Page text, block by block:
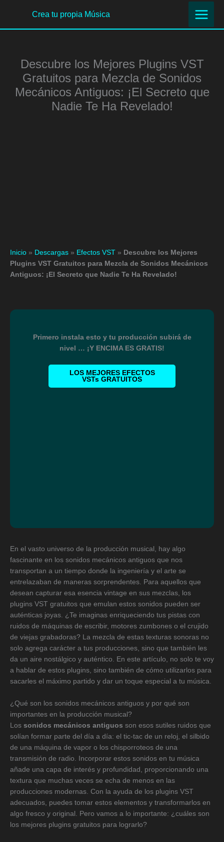
contenido
Crea tu propia Música
Descubre los Mejores Plugins VST
Gratuitos para Mezcla de Sonidos
Mecánicos Antiguos: ¡El Secreto que
Nadie Te Ha Revelado!
Inicio » Descargas » Efectos VST » Descubre los Mejores
Plugins VST Gratuitos para Mezcla de Sonidos Mecánicos
Antiguos: ¡El Secreto que Nadie Te Ha Revelado!
Primero instala esto y tu producción subirá de
nivel … ¡Y ENCIMA ES GRATIS!
LOS MEJORES EFECTOS
VSTs GRATUITOS
En el vasto universo de la producción musical, hay algo
fascinante en los sonidos mecánicos antiguos que nos
transportan a un tiempo donde la ingeniería y el arte se
entrelazaban de maneras sorprendentes. Para aquellos que
desean capturar esa esencia vintage en sus mezclas, los
plugins VST gratuitos que emulan estos sonidos pueden ser
auténticas joyas. ¿Te imaginas enriqueciendo tus pistas con
ruidos de máquinas de escribir, motores zumbones o el crujido
de viejas grabadoras? La mezcla de estas texturas sonoras no
solo agrega carácter a tus producciones, sino que también les
da un aire nostálgico y auténtico. En este artículo, no solo te voy
a hablar de estos plugins, sino también de cómo utilizarlos para
sacarles el máximo partido y dar un toque especial a tu música.
¿Qué son los sonidos mecánicos antiguos y por qué son
importantes en la producción musical?
Los sonidos mecánicos antiguos son esos sutiles ruidos que
solían formar parte del día a día: el tic-tac de un reloj, el silbido
de una máquina de vapor o los chisporroteos de una
transmisión de radio. Incorporar estos sonidos en tu música
añade una capa de interés y profundidad, proporcionando una
textura que muchas veces se echa de menos en las
producciones modernas. Con la ayuda de los plugins VST
adecuados, puedes tomar estos elementos y transformarlos en
algo fresco y original. Pero vamos a lo importante: ¿cuáles son
los mejores plugins gratuitos para lograrlo?